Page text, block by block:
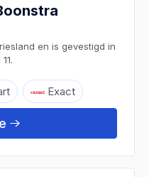
en is gevestigd in
Exact